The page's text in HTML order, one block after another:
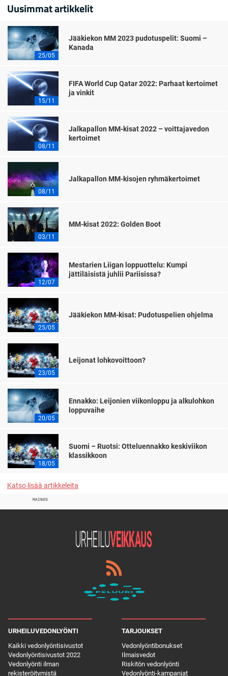
Uusimmat artikkelit
25/05
Jääkiekon MM 2023 pudotuspelit: Suomi –
Kanada
15/11
FIFA World Cup Qatar 2022: Parhaat kertoimet
ja vinkit
08/11
Jalkapallon MM-kisat 2022 – voittajavedon
kertoimet
08/11
Jalkapallon MM-kisojen ryhmäkertoimet
03/11
MM-kisat 2022: Golden Boot
12/07
Mestarien Liigan loppuottelu: Kumpi
jättiläisistä juhlii Pariisissa?
25/05
Jääkiekon MM-kisat: Pudotuspelien ohjelma
23/05
Leijonat lohkovoittoon?
20/05
Ennakko: Leijonien viikonloppu ja alkulohkon
loppuvaihe
18/05
Suomi – Ruotsi: Otteluennakko keskiviikon
klassikkoon
Katso lisää artikkeleita
MAINOS
URHEILUVEDONLYÖNTI
Kaikki vedonlyöntisivustot
Vedonlyöntisivustot 2022
Vedonlyönti ilman
rekisteröitymistä
TARJOUKSET
Vedonlyöntibonukset
Ilmaisvedot
Riskitön vedonlyönti
Vedonlyönti-kampanjat